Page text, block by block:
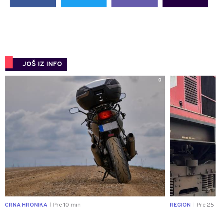
JOŠ IZ INFO
0
CRNA HRONIKA Pre 10 min REGION Pre 25